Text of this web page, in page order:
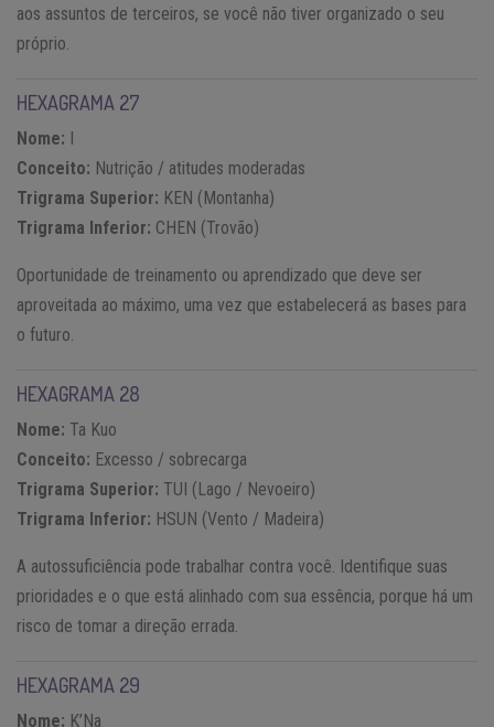
aos assuntos de terceiros, se você não tiver organizado o seu
próprio.
HEXAGRAMA 27
Nome: I
Conceito: Nutrição / atitudes moderadas
Trigrama Superior: KEN (Montanha)
Trigrama Inferior: CHEN (Trovão)
Oportunidade de treinamento ou aprendizado que deve ser
aproveitada ao máximo, uma vez que estabelecerá as bases para
o futuro.
HEXAGRAMA 28
Nome: Ta Kuo
Conceito: Excesso / sobrecarga
Trigrama Superior: TUI (Lago / Nevoeiro)
Trigrama Inferior: HSUN (Vento / Madeira)
A autossuficiência pode trabalhar contra você. Identifique suas
prioridades e o que está alinhado com sua essência, porque há um
risco de tomar a direção errada.
HEXAGRAMA 29
Nome: K’Na